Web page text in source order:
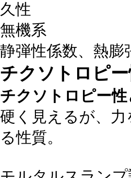
久性
無機系
静弾性係数、熱膨
チクソトロピ
チクソトロピー性
硬く見えるが、
る性質。